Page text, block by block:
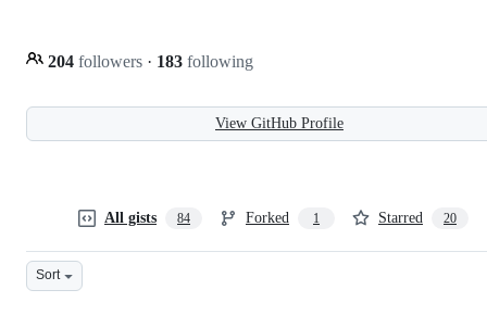
204 followers · 183 following
View GitHub Profile
All gists 84 Forked 1 Starred 20
Sort